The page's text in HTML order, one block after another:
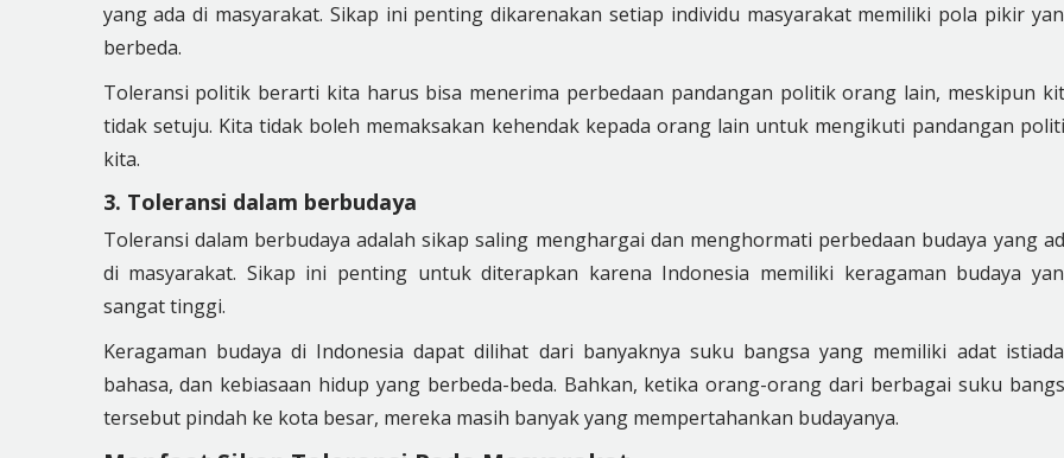
yang ada di masyarakat. Sikap ini penting dikarenakan setiap individu masyarakat memiliki pola pikir
berbeda.
Toleransi politik berarti kita harus bisa menerima perbedaan pandangan politik orang lain, meskipun
tidak setuju. Kita tidak boleh memaksakan kehendak kepada orang lain untuk mengikuti pandangan
kita.
3. Toleransi dalam berbudaya
Toleransi dalam berbudaya adalah sikap saling menghargai dan menghormati perbedaan budaya yang
di masyarakat. Sikap ini penting untuk diterapkan karena Indonesia memiliki keragaman budaya
sangat tinggi.
Keragaman budaya di Indonesia dapat dilihat dari banyaknya suku bangsa yang memiliki adat
bahasa, dan kebiasaan hidup yang berbeda-beda. Bahkan, ketika orang-orang dari berbagai suku
tersebut pindah ke kota besar, mereka masih banyak yang mempertahankan budayanya.